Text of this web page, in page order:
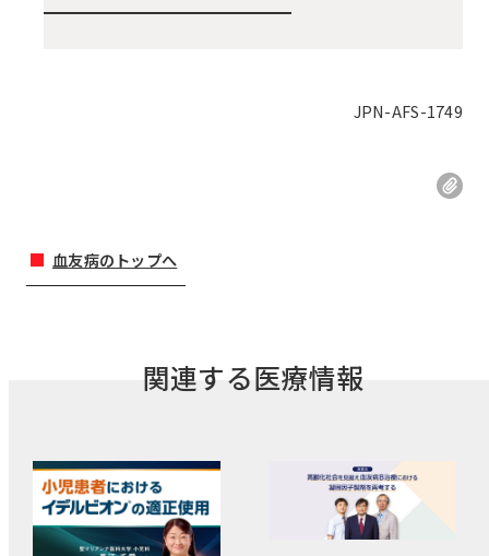
JPN-AFS-1749
血友病のトップへ
関連する医療情報